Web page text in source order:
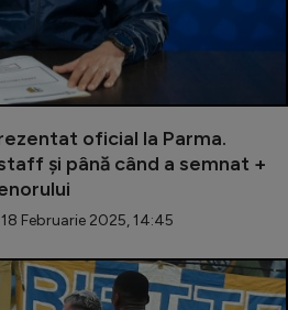
cont
oficial la Parma.
și până când a semnat +
Februarie 2025, 14:45